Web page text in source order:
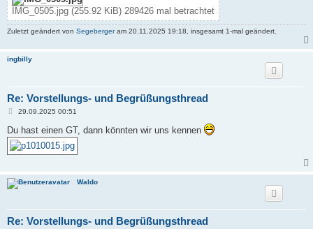
IMG_0505.jpg (255.92 KiB) 289426 mal betrachtet
Zuletzt geändert von Segebergeram 20.11.2025 19:18, insgesamt 1-mal geändert.
ingbilly
Re: Vorstellungs- und Begrüßungsthread
B
t
r
a
29.09.2025 00:51
Du hast einen GT, dann könnten wir uns kennen
Waldo
Re: Vorstellungs- und Begrüßungsthread